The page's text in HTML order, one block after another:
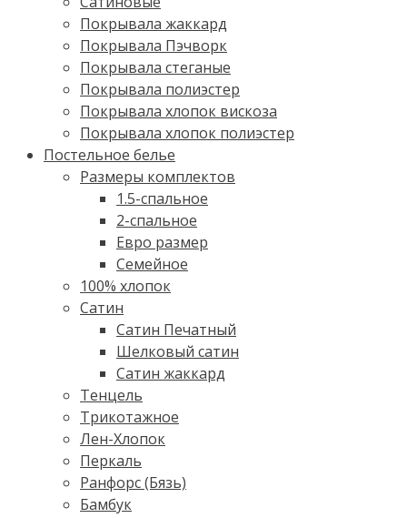
Покрывала жаккард
Покрывала Пэчворк
Покрывала стеганые
Покрывала полиэстер
Покрывала хлопок вискоза
Покрывала хлопок полиэстер
Постельное белье
Размеры комплектов
1.5-спальное
2-спальное
Евро размер
Семейное
100% хлопок
Cатин
Сатин Печатный
Шелковый сатин
Сатин жаккард
Тенцель
Трикотажное
Лен-Хлопок
Перкаль
Ранфорс (Бязь)
Бамбук